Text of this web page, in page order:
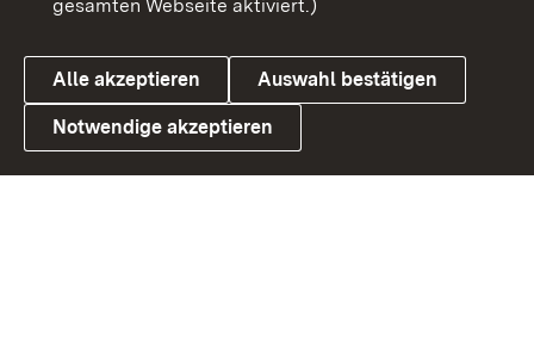
Link zum Landesportal
Datenschutz
Cookies
gesamten Webseite aktiviert.)
Alle akzeptieren Auswahl bestätigen
Notwendige akzeptieren